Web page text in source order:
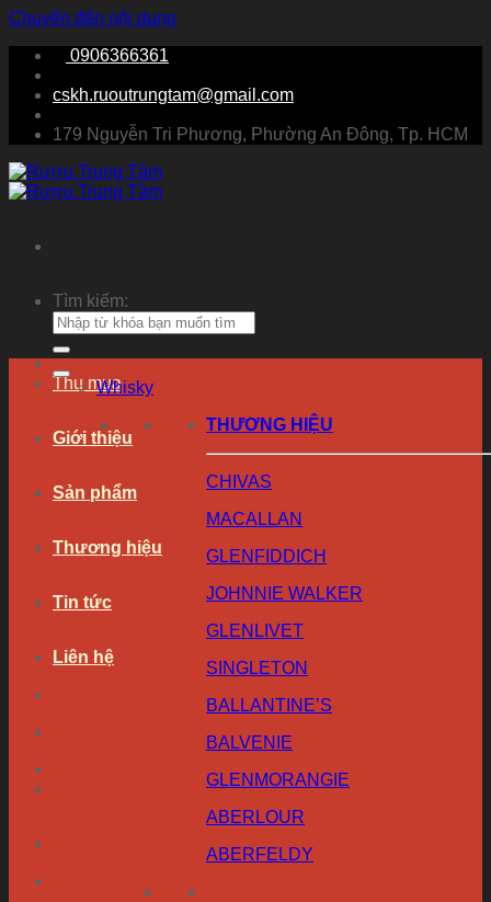
Chuyển đến nội dung
0906366361
cskh.ruoutrungtam@gmail.com
179 Nguyễn Tri Phương, Phường An Đông, Tp. HCM
Tìm kiếm:
Thu mua
Giới thiệu
Sản phẩm
Thương hiệu
Tin tức
Liên hệ
Whisky
THƯƠNG HIỆU
CHIVAS
MACALLAN
GLENFIDDICH
JOHNNIE WALKER
GLENLIVET
SINGLETON
BALLANTINE’S
BALVENIE
GLENMORANGIE
ABERLOUR
ABERFELDY